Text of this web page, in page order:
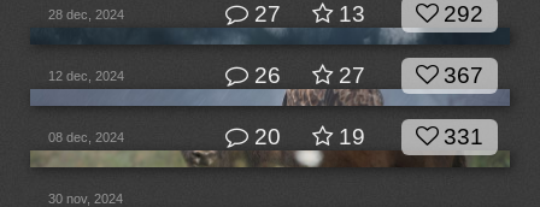
28 dec, 2024 27 13 292
12 dec, 2024 26 27 367
08 dec, 2024 20 19 331
30 nov, 2024